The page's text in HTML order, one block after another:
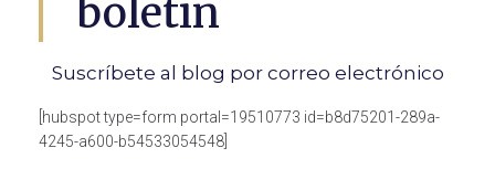
boletín
Suscríbete al blog por correo electrónico
[hubspot type=form portal=19510773 id=b8d75201-289a-
4245-a600-b54533054548]